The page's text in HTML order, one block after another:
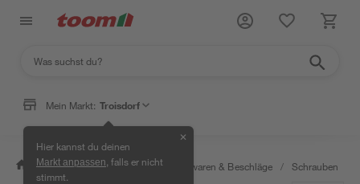
Mein Markt: Troisdorf
Hier kannst du deinen
Markt anpassen , falls er nicht
stimmt.
✕
/ Werkstatt & Maschinen / Eisenwaren & Beschläge / Schrauben